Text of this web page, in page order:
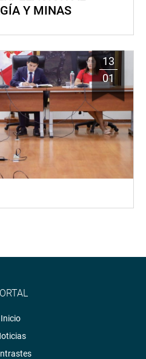
Y MINAS
13
01
Inicio